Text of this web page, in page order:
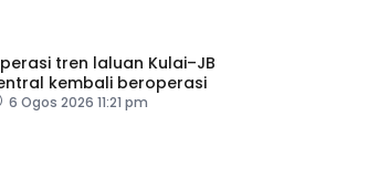
tren laluan Kulai–JB
kembali beroperasi
6 Ogos 2026 11:21 pm